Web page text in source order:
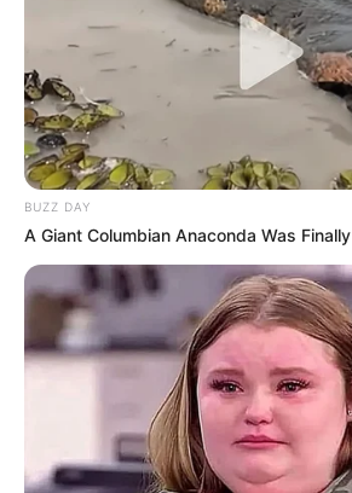
BUZZ DAY
A Giant Columbian Anaconda Was